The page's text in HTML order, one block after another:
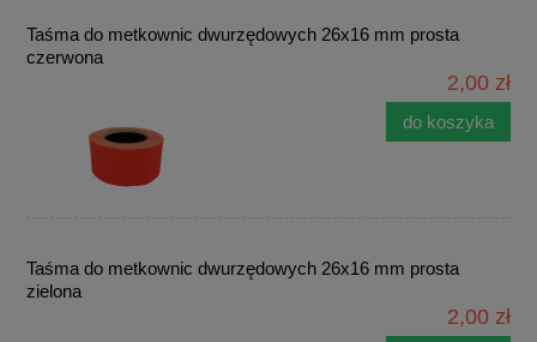
Taśma do metkownic dwurzędowych 26x16 mm prosta
czerwona
2,00 zł
do koszyka
Taśma do metkownic dwurzędowych 26x16 mm prosta
zielona
2,00 zł